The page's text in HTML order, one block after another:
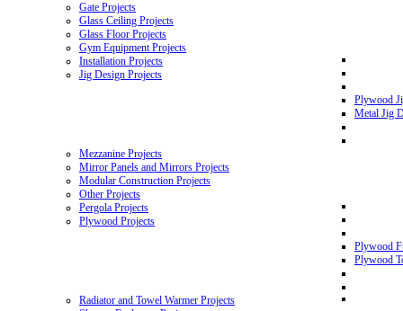
Gate Projects
Glass Ceiling Projects
Glass Floor Projects
Gym Equipment Projects
Installation Projects
Jig Design Projects
Plywood
Metal Jig
Mezzanine Projects
Mirror Panels and Mirrors Projects
Modular Construction Projects
Other Projects
Pergola Projects
Plywood Projects
Plywood
Plywood
Radiator and Towel Warmer Projects